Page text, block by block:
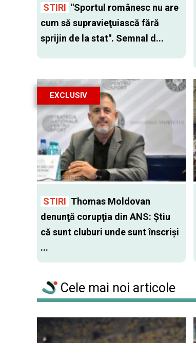
STIRI "Sportul românesc nu are
cum să supravieţuiască fără
sprijin de la stat". Semnal d...
EXCLUSIV
STIRI Thomas Moldovan
denunţă corupţia din ANS: Ştiu
că sunt cluburi unde sunt înscrişi
...
Cele mai noi articole